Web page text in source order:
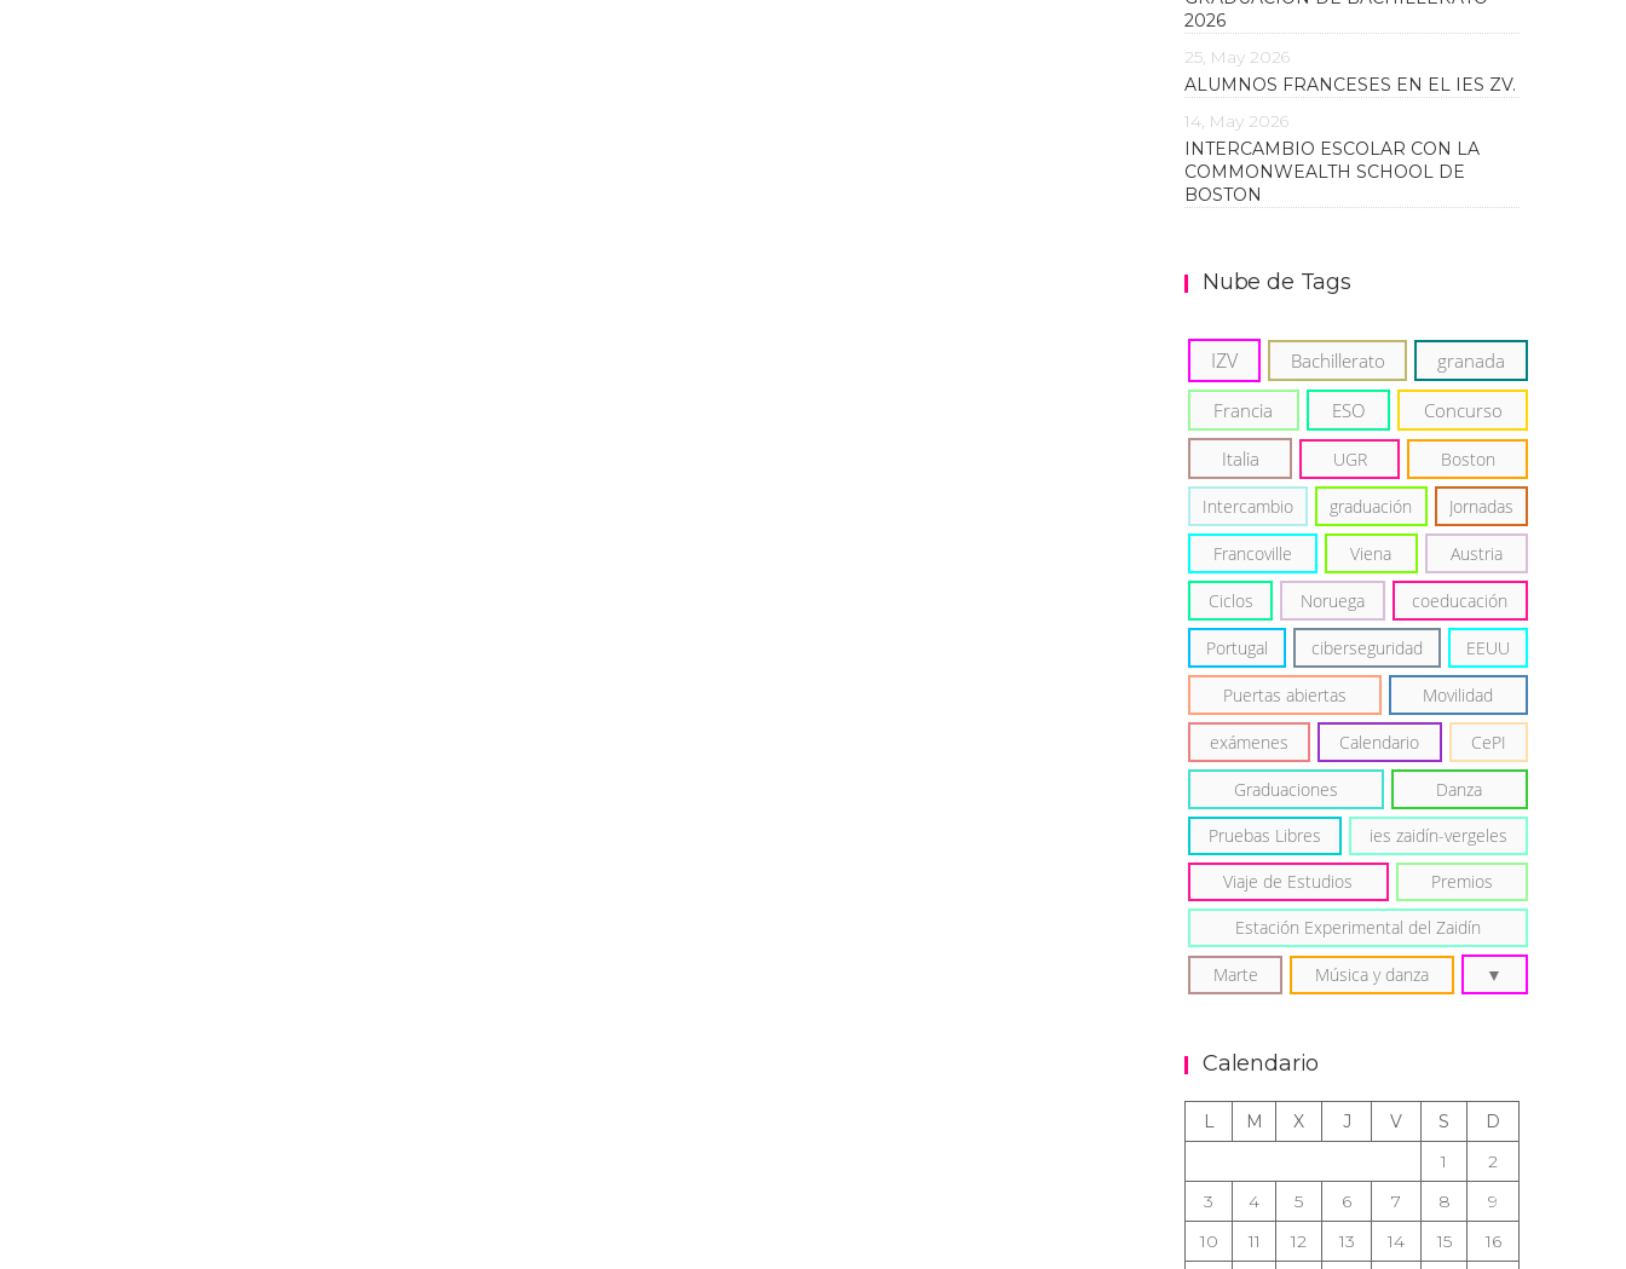
2026
25, May 2026
ALUMNOS FRANCESES EN EL IES ZV.
14, May 2026
INTERCAMBIO ESCOLAR CON LA
COMMONWEALTH SCHOOL DE
BOSTON
Nube de Tags
IZV Bachillerato granada
Francia ESO
Concurso
Italia
UGR Boston
Intercambio graduación Jornadas
Francoville Viena Austria
Ciclos Noruega coeducación
Portugal ciberseguridad EEUU
Puertas abiertas Movilidad
exámenes Calendario CePI
Graduaciones Danza
Pruebas Libres ies zaidín-vergeles
Viaje de Estudios Premios
Estación Experimental del Zaidín
Marte Música y danza
Calendario
L M X J V S
D
1
2
3
4 5 6 7 8
9
10
11 12 13 14 15
16